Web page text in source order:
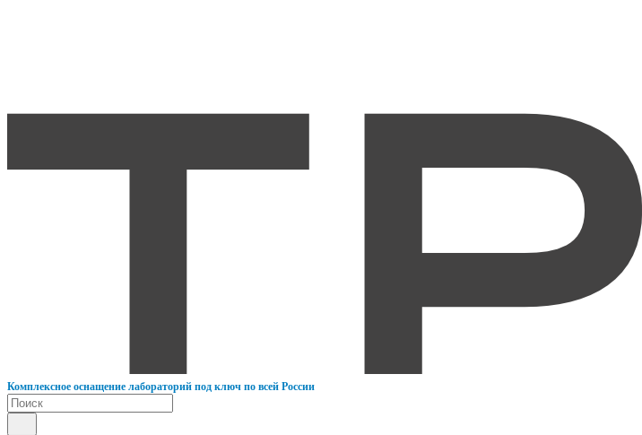
Комплексное оснащение лабораторий под ключ по всей России